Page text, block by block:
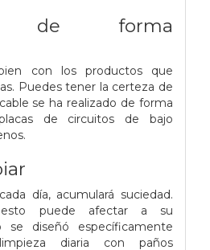
de forma
con los productos que
Puedes tener la certeza de
se ha realizado de forma
de circuitos de bajo
día, acumulará suciedad.
puede afectar a su
se diseñó específicamente
diaria con paños